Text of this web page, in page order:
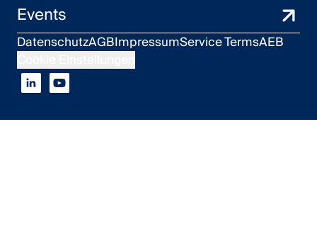
Events
DatenschutzAGBImpressumService TermsAEB